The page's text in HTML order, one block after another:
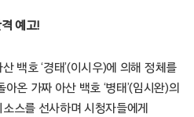
격 예고!
백호 ‘경태’(이시우)에 의해 정체를
온 가짜 아산 백호 ‘병태’(임시완)의
스를 선사하며 시청자들에게